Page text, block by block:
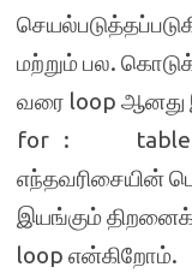
மற்றும் பல.
வரை loop ஆனது
for : table
எந்தவரிசையின்
இயங்கும்
loop என்கிறோம்.